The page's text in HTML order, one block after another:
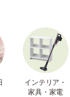
インテリア・
家具・家電